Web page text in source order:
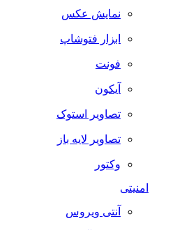
نمایش عکس
ابزار فتوشاپ
فونت
آیکون
تصاویر استوک
تصاویر لایه باز
وکتور
امنیتی
آنتی ویروس